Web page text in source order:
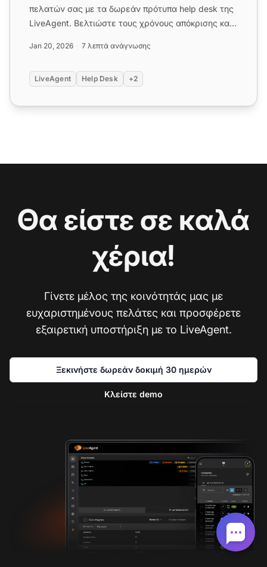
πελατών σας με τα δωρεάν πρότυπα help desk της
LiveAgent. Βελτιώστε τους χρόνους απόκρισης και
Jan 20, 2026 7 λεπτά ανάγνωσης
LiveAgent Help Desk +2
Θα είστε σε καλά
χέρια!
Γίνετε μέλος της κοινότητάς μας με
ευχαριστημένους πελάτες και προσφέρετε
εξαιρετική υποστήριξη με το LiveAgent.
Ξεκινήστε δωρεάν δοκιμή 30 ημερών
Κλείστε demo